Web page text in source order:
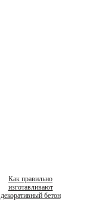
Как правильно
изготавливают
декоративный бетон